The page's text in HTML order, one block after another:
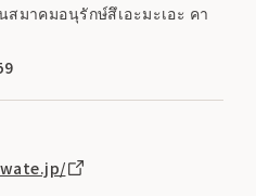
มาคมอนุรักษ์สึเอะมะเอะ คา